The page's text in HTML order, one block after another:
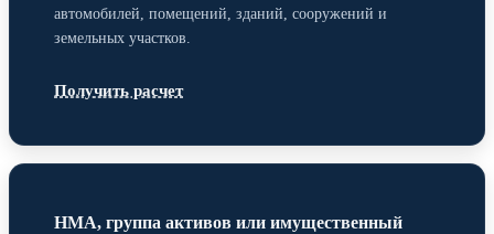
автомобилей, помещений, зданий, сооружений и
земельных участков.
Получить расчет
НМА, группа активов или имущественный